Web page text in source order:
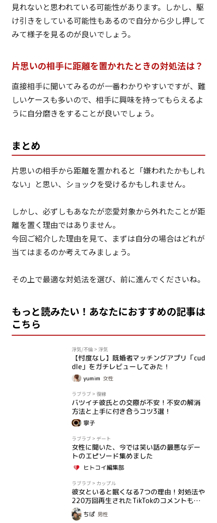
見れないと思われている可能性があります。しかし、駆
け引きをしている可能性もあるので自分から少し押して
みて様子を見るのが良いでしょう。
片思いの相手に距離を置かれたときの対処法は？
直接相手に聞いてみるのが一番わかりやすいですが、難
しいケースも多いので、相手に興味を持ってもらえるよ
うに自分磨きをすることが良いでしょう。
まとめ
片思いの相手から距離を置かれると「嫌われたかもしれ
ない」と思い、ショックを受けるかもしれません。
しかし、必ずしもあなたが恋愛対象から外れたことが距
離を置く理由ではありません。
今回ご紹介した理由を見て、まずは自分の場合はどれが
当てはまるのか考えてみましょう。
その上で最適な対処法を選び、前に進んでくださいね。
もっと読みたい！あなたにおすすめの記事は
こちら
浮気/不倫 > 浮気
【忖度なし】既婚者マッチングアプリ「cud
dle」をガチレビューしてみた！
yumim 女性
ラブラブ > 復縁
バツイチ彼氏との交際が不安！不安の解消
方法と上手に付き合うコツ3選！
寧子
ラブラブ > デート
女性に聞いた、今では笑い話の最悪なデー
トのエピソード集めました
ヒトコイ編集部
ラブラブ > カップル
彼女といると眠くなる7つの理由！対処法や
220万回再生されたTikTokのコメントも紹
介！ ちぱ 男性